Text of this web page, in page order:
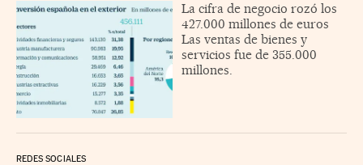
La cifra de negocio rozó los
427.000 millones de euros
Las ventas de bienes y
servicios fue de 355.000
millones.
REDES SOCIALES